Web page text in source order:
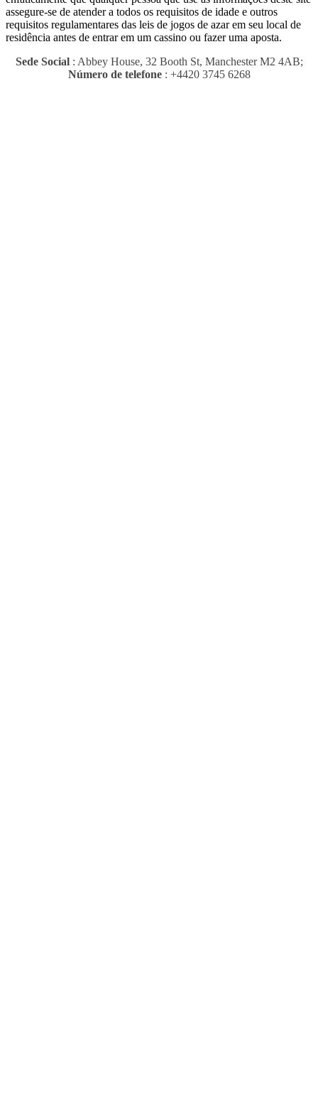
assegure-se de atender a todos os requisitos de idade e outros
requisitos regulamentares das leis de jogos de azar em seu local de
residência antes de entrar em um cassino ou fazer uma aposta.
Sede Social: Abbey House, 32 Booth St, Manchester M2 4AB;
Número de telefone: +4420 3745 6268